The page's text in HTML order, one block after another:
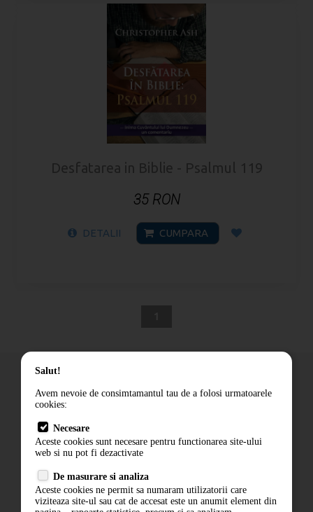
Desfatarea in Biblie - Psalmul 119
35 RON
DETALII CUMPARA
Cum comand
Livrare
Contact
Politica de confidentialitate
ANPC
Salut!
Avem nevoie de consimtamantul tau de a folosi urmatoarele
cookies:
Necesare
Aceste cookies sunt necesare pentru functionarea site-ului
web si nu pot fi dezactivate
De masurare si analiza
Aceste cookies ne permit sa numaram utilizatorii care
viziteaza site-ul sau cat de accesat este un anumit element din